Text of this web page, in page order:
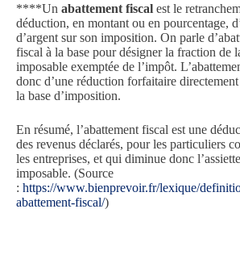
****Un abattement fiscal est le
déduction, en montant ou en pourcentage,
d’argent sur son imposition. On parle
fiscal à la base pour désigner la fraction de
imposable exemptée de l’impôt.
donc d’une réduction forfaitaire
la base d’imposition.
En résumé, l’abattement fiscal est une
des revenus déclarés, pour les particuliers
les entreprises, et qui diminue donc
imposable. (Source
: https://www.bienprevoir.fr/lexique/
abattement-fiscal/)